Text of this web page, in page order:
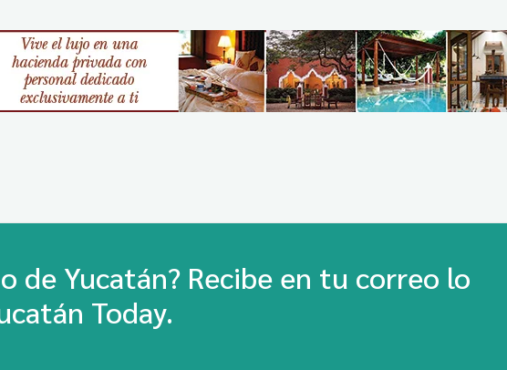
de Yucatán? Recibe en tu correo lo
Today.